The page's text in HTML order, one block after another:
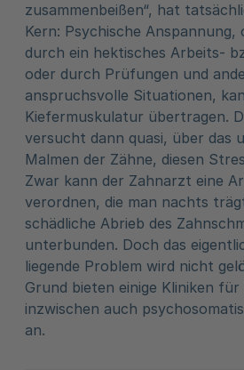
zusammenbeißen“, hat
Kern: Psychische
durch ein hektisches Arbeits-
oder durch Prüfungen und
anspruchsvolle Situationen,
Kiefermuskulatur übertragen.
versucht dann quasi, über das
Malmen der Zähne, diesen
Zwar kann der Zahnarzt eine
verordnen, die man nachts
schädliche Abrieb des
unterbunden. Doch das
liegende Problem wird nicht
Grund bieten einige Kliniken für
inzwischen auch
an.